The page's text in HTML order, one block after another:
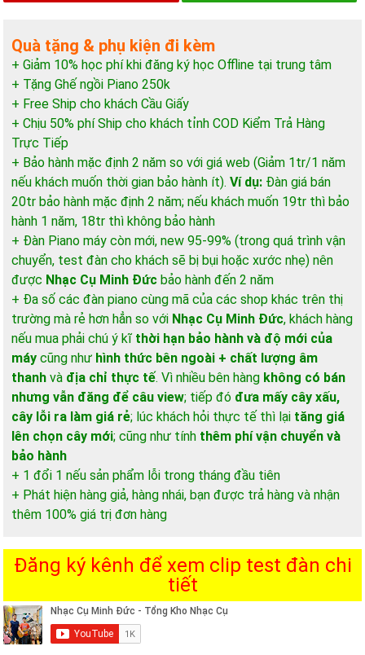
Quà tặng & phụ kiện đi kèm
+ Giảm 10% học phí khi đăng ký học Offline tại trung tâm
+ Tặng Ghế ngồi Piano 250k
+ Free Ship cho khách Cầu Giấy
+ Chịu 50% phí Ship cho khách tỉnh COD Kiểm Trả Hàng
Trực Tiếp
+ Bảo hành mặc định 2 năm so với giá web (Giảm 1tr/1 năm
nếu khách muốn thời gian bảo hành ít).Ví dụ: Đàn giá bán
20tr bảo hành mặc định 2 năm; nếu khách muốn 19tr thì bảo
hành 1 năm, 18tr thì không bảo hành
+ Đàn Piano máy còn mới, new 95-99% (trong quá trình vận
chuyển, test đàn cho khách sẽ bị bụi hoặc xước nhẹ) nên
được Nhạc Cụ Minh Đức bảo hành đến 2 năm
+ Đa số các đàn piano cùng mã của các shop khác trên thị
trường mà rẻ hơn hẳn so với Nhạc Cụ Minh Đức, khách hàng
nếu mua phải chú ý kĩ thời hạn bảo hành và độ mới của
máy cũng như hình thức bên ngoài + chất lượng âm
thanh và địa chỉ thực tế. Vì nhiều bên hàng không có bán
nhưng vẫn đăng để câu view; tiếp đó đưa mấy cây xấu,
cây lỗi ra làm giá rẻ; lúc khách hỏi thực tế thì lại tăng giá
lên chọn cây mới; cũng như tính thêm phí vận chuyển và
bảo hành
+ 1 đổi 1 nếu sản phẩm lỗi trong tháng đầu tiên
+ Phát hiện hàng giả, hàng nhái, bạn được trả hàng và nhận
thêm 100% giá trị đơn hàng
Đăng ký kênh để xem clip test đàn chi
tiết